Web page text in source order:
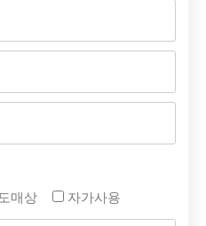
매상 자가사용